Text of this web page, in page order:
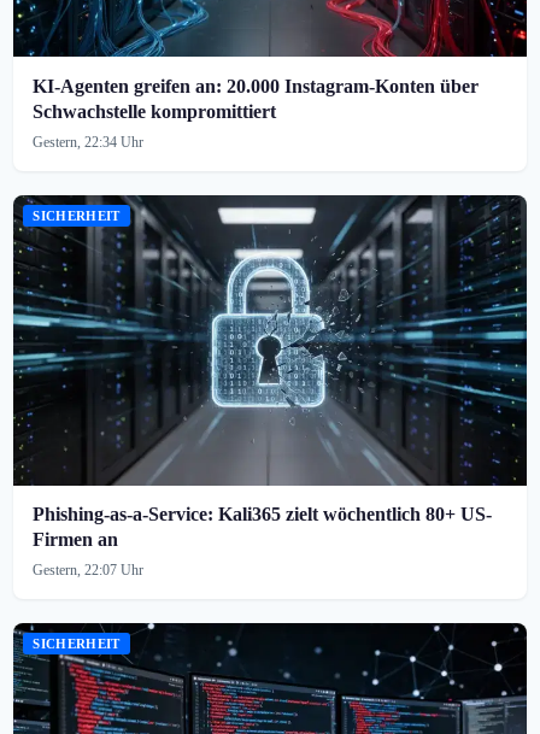
KI-Agenten greifen an: 20.000 Instagram-Konten über
Schwachstelle kompromittiert
Gestern, 22:34 Uhr
SICHERHEIT
Phishing-as-a-Service: Kali365 zielt wöchentlich 80+ US-
Firmen an
Gestern, 22:07 Uhr
SICHERHEIT